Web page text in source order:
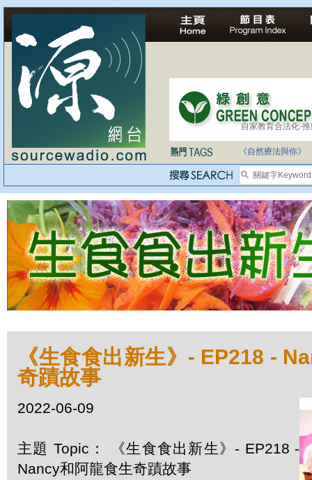
自家教育合法化-
醫療有選擇，人人
《自然療法與你》
《生食食出新生》- EP218 -
奇蹟故事
2022-06-09
主題 Topic： 《生食食出新生》- EP218 -
Nancy和阿龍食生奇蹟故事